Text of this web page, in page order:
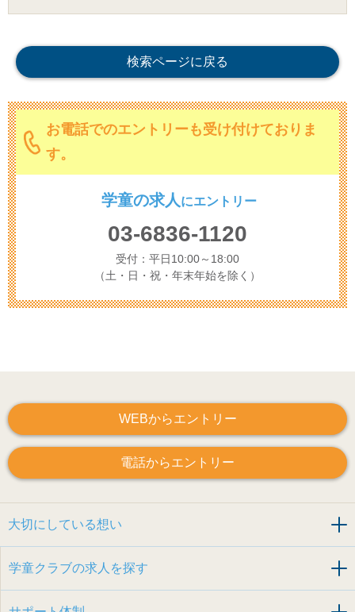
検索ページに戻る
お電話でのエントリーも受け付けておりま
す。
学童の求人 にエントリー
03-6836-1120
受付：平日10:00～18:00
（土・日・祝・年末年始を除く）
WEBからエントリー
電話からエントリー
大切にしている想い
学童クラブの求人を探す